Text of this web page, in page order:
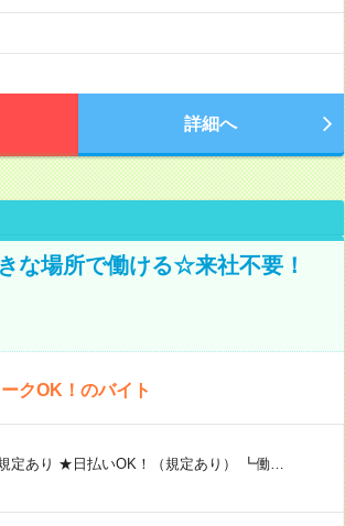
詳細へ
な場所で働ける☆来社不要！
クOK！のバイト
定あり ★日払いOK！（規定あり） ┗働…